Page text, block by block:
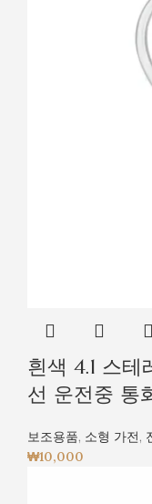
흰색 4.1 스
선 운전중 통
보조용품, 소형 가전,
₩10,000